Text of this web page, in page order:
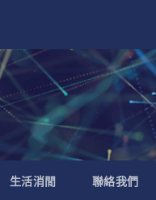
生活消閒 聯絡我們